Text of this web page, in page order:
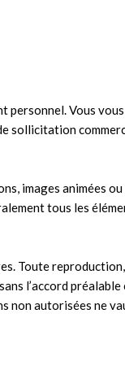
personnel. Vous
images animées
tous les
Toute
l’accord
non autorisées ne